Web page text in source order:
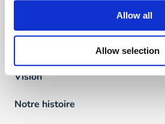
Allow all
Allow selection
We are Verpoucke
Pourquoi Verpoucke?
Vision
Notre histoire